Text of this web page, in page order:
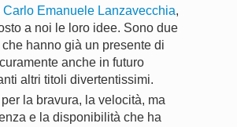
Carlo Emanuele Lanzavecchia,
a noi le loro idee. Sono due
hanno già un presente di
anche in futuro
altri titoli divertentissimi.
per la bravura, la velocità, ma
e la disponibilità che ha